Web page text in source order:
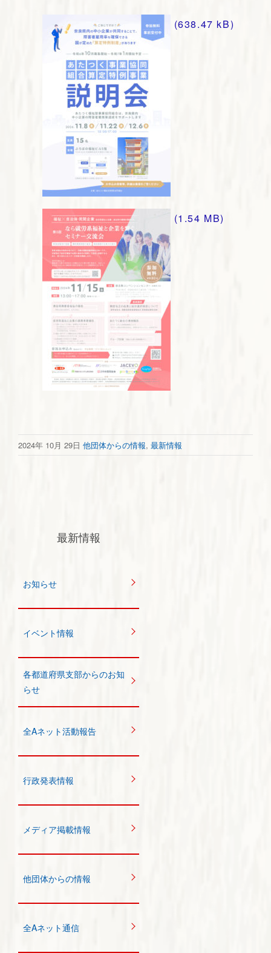
2024年 10月 29日 他団体からの情報, 最新情報
最新情報
お知らせ
イベント情報
各都道府県支部からのお知
らせ
全Aネット活動報告
行政発表情報
メディア掲載情報
他団体からの情報
全Aネット通信